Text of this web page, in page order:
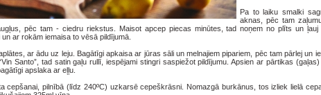
Pa to laiku smalki
aknas, pēc tam
pēc tam - ciedru riekstus. Maisot apcep piecas minūtes, tad noņem no plīts un ļauj
ar rokām iemaisa to vēsā pildījumā.
ar ādu uz leju. Bagātīgi apkaisa ar jūras sāli un melnajiem pipariem, pēc tam pārlej un
Santo”, tad satin gaļu rullī, iespējami stingri saspiežot pildījumu. Apsien ar pārtikas
apslaka ar eļļu.
cepšanai, pilnībā (līdz 240ºC) uzkarsē cepeškrāsni. Nomazgā burkānus, tos izliek lielā